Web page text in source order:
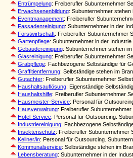
Entrümpelung: Freiberufler Subunternehmer
Erwachsenenbildung: Subunternehmer
Eventmanagement: Freiberufler
Fassadenreinigung: Subunternehmer in der
Forstwirtschaft: Freiberufler Subunternehmer
Gartenpflege: Subunternehmer in der
Gebäudereinigung: Subunternehmer stehen
Glasreinigung: Freiberufler Subunternehmer
Grabpflege: Fachbezogene Selbständige für
Graffitientfernung: Selbständige stehen im
Gutachter: Freiberufler Subunternehmer
Haushaltsauflösung: Eigenständige
Haushaltshilfe: Freiberufler Subunternehmer
Hausmeister-Service: Personal für
Hausverwaltung: Freiberufler
Hotel-Service: Personal für Outsourcing.
Industriereinigung: Fachbezogene
Insektenschutz: Freiberufler
Kellner/in: Personal für Outsourcing.
Kommunalservice: Selbständige stehen im
Lebensberatung: Subunternehmer in der